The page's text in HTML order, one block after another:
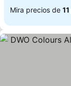
Mira precios de